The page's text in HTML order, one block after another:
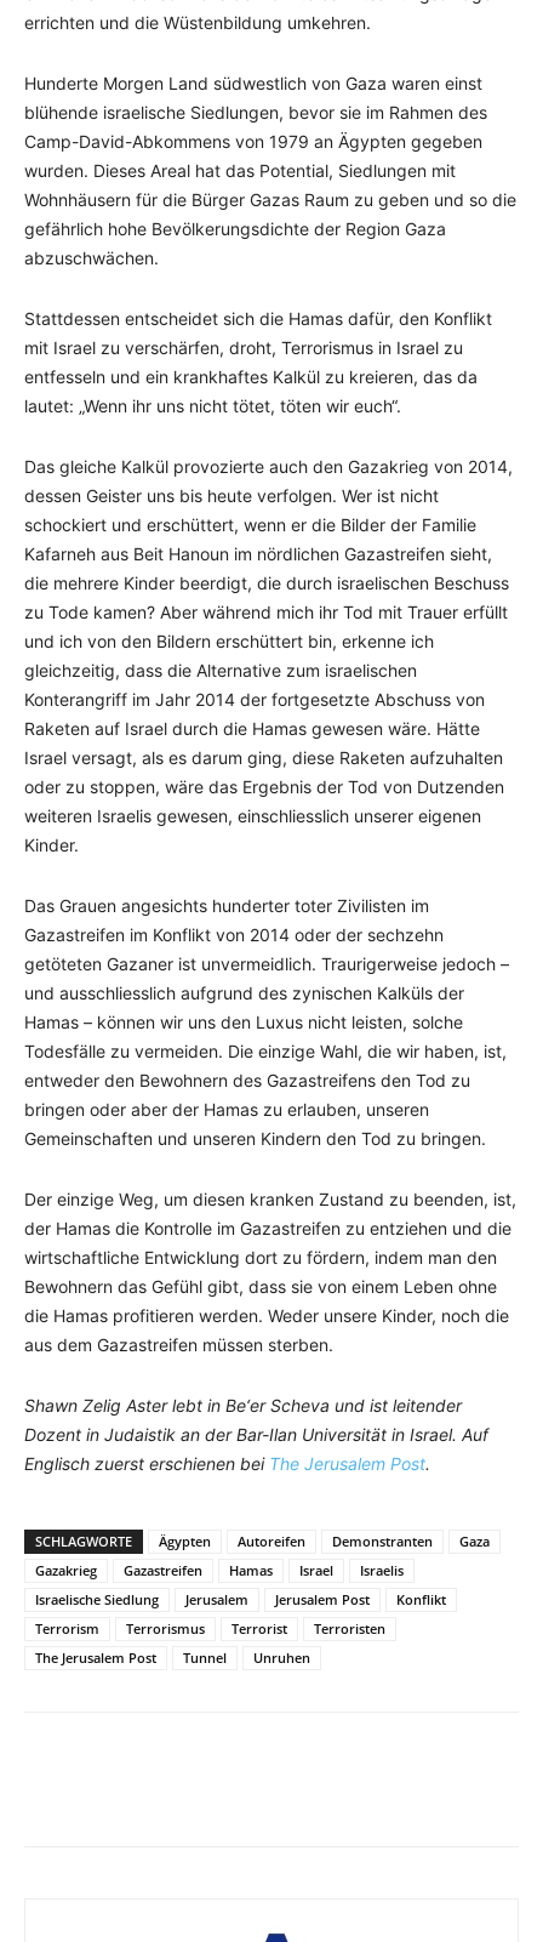
errichten und die Wüstenbildung umkehren.
Hunderte Morgen Land südwestlich von Gaza waren einst
blühende israelische Siedlungen, bevor sie im Rahmen des
Camp-David-Abkommens von 1979 an Ägypten gegeben
wurden. Dieses Areal hat das Potential, Siedlungen mit
Wohnhäusern für die Bürger Gazas Raum zu geben und so die
gefährlich hohe Bevölkerungsdichte der Region Gaza
abzuschwächen.
Stattdessen entscheidet sich die Hamas dafür, den Konflikt
mit Israel zu verschärfen, droht, Terrorismus in Israel zu
entfesseln und ein krankhaftes Kalkül zu kreieren, das da
lautet: „Wenn ihr uns nicht tötet, töten wir euch“.
Das gleiche Kalkül provozierte auch den Gazakrieg von 2014,
dessen Geister uns bis heute verfolgen. Wer ist nicht
schockiert und erschüttert, wenn er die Bilder der Familie
Kafarneh aus Beit Hanoun im nördlichen Gazastreifen sieht,
die mehrere Kinder beerdigt, die durch israelischen Beschuss
zu Tode kamen? Aber während mich ihr Tod mit Trauer erfüllt
und ich von den Bildern erschüttert bin, erkenne ich
gleichzeitig, dass die Alternative zum israelischen
Konterangriff im Jahr 2014 der fortgesetzte Abschuss von
Raketen auf Israel durch die Hamas gewesen wäre. Hätte
Israel versagt, als es darum ging, diese Raketen aufzuhalten
oder zu stoppen, wäre das Ergebnis der Tod von Dutzenden
weiteren Israelis gewesen, einschliesslich unserer eigenen
Kinder.
Das Grauen angesichts hunderter toter Zivilisten im
Gazastreifen im Konflikt von 2014 oder der sechzehn
getöteten Gazaner ist unvermeidlich. Traurigerweise jedoch –
und ausschliesslich aufgrund des zynischen Kalküls der
Hamas – können wir uns den Luxus nicht leisten, solche
Todesfälle zu vermeiden. Die einzige Wahl, die wir haben, ist,
entweder den Bewohnern des Gazastreifens den Tod zu
bringen oder aber der Hamas zu erlauben, unseren
Gemeinschaften und unseren Kindern den Tod zu bringen.
Der einzige Weg, um diesen kranken Zustand zu beenden, ist,
der Hamas die Kontrolle im Gazastreifen zu entziehen und die
wirtschaftliche Entwicklung dort zu fördern, indem man den
Bewohnern das Gefühl gibt, dass sie von einem Leben ohne
die Hamas profitieren werden. Weder unsere Kinder, noch die
aus dem Gazastreifen müssen sterben.
Shawn Zelig Aster lebt in Be‘er Scheva und ist leitender
Dozent in Judaistik an der Bar-Ilan Universität in Israel. Auf
Englisch zuerst erschienen bei The Jerusalem Post.
SCHLAGWORTE Ägypten Autoreifen Demonstranten
Gaza
Gazakrieg
Gazastreifen Hamas Israel
Israelis
Israelische Siedlung
Jerusalem Jerusalem Post
Konflikt
Terrorism
Terrorismus Terrorist
Terroristen
The Jerusalem Post
Tunnel Unruhen